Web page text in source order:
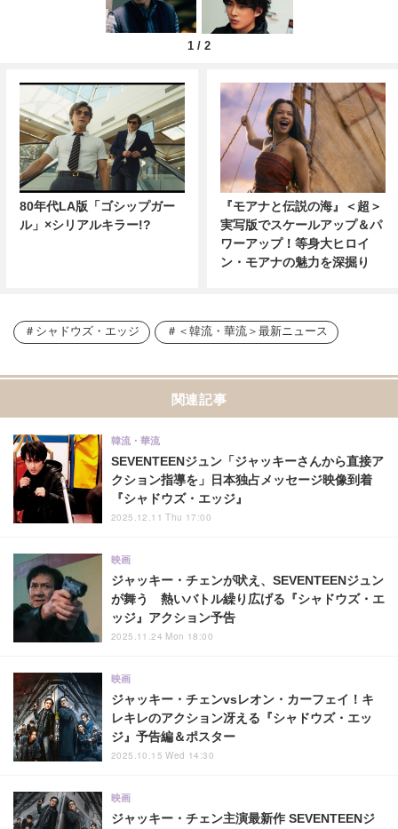
1 / 2
80年代LA版「ゴシップガー
ル」×シリアルキラー!?
『モアナと伝説の海』＜超＞
実写版でスケールアップ＆パ
ワーアップ！等身大ヒロイ
ン・モアナの魅力を深掘り
シャドウズ・エッジ ＜韓流・華流＞最新ニュース
関連記事
SEVENTEENジュン「ジャッキーさんから直接ア
クション指導を」日本独占メッセージ映像到着
『シャドウズ・エッジ』
韓流・華流
2025.12.11 Thu 17:00
ジャッキー・チェンが吠え、SEVENTEENジュン
が舞う 熱いバトル繰り広げる『シャドウズ・エ
ッジ』アクション予告
映画
2025.11.24 Mon 18:00
ジャッキー・チェンvsレオン・カーフェイ！キ
レキレのアクション冴える『シャドウズ・エッ
ジ』予告編＆ポスター
映画
2025.10.15 Wed 14:30
ジャッキー・チェン主演最新作 SEVENTEENジ
映画